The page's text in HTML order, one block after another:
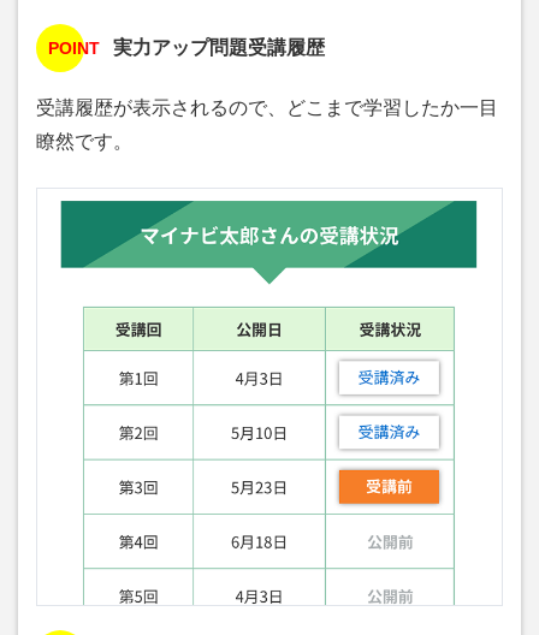
POINT 実力アップ問題受講履歴
受講履歴が表示されるので、どこまで学習したか一目
瞭然です。